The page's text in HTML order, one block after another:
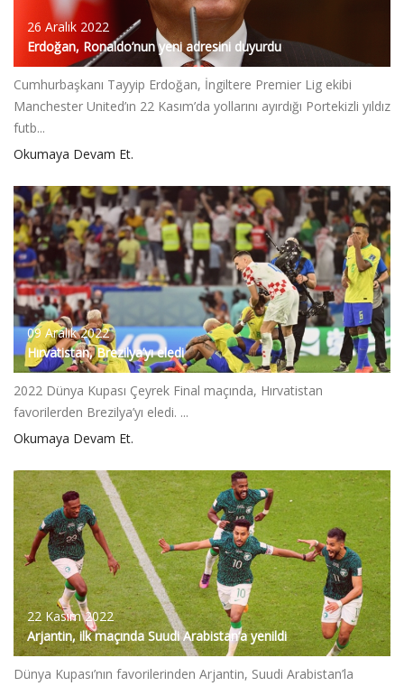
26 Aralık 2022
Erdoğan, Ronaldo’nun yeni adresini duyurdu
Cumhurbaşkanı Tayyip Erdoğan, İngiltere Premier Lig ekibi
Manchester United’ın 22 Kasım’da yollarını ayırdığı Portekizli yıldız
futb...
Okumaya Devam Et.
09 Aralık 2022
Hırvatistan, Brezilya’yı eledi
2022 Dünya Kupası Çeyrek Final maçında, Hırvatistan
favorilerden Brezilya’yı eledi. ...
Okumaya Devam Et.
22 Kasım 2022
Arjantin, ilk maçında Suudi Arabistan’a yenildi
Dünya Kupası’nın favorilerinden Arjantin, Suudi Arabistan’la